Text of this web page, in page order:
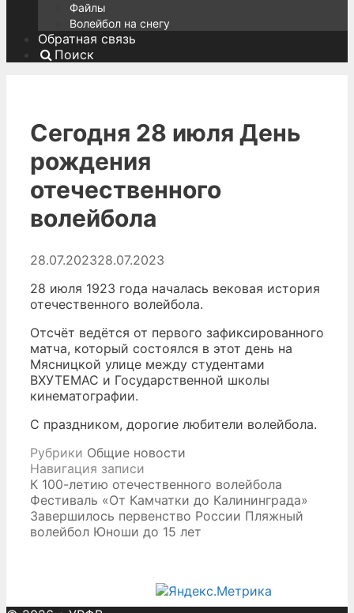
Файлы
Волейбол на снегу
Обратная связь
Поиск
Сегодня 28 июля День
рождения
отечественного
волейбола
28.07.202328.07.2023
28 июля 1923 года началась вековая история
отечественного волейбола.
Отсчёт ведётся от первого зафиксированного
матча, который состоялся в этот день на
Мясницкой улице между студентами
ВХУТЕМАС и Государственной школы
кинематографии.
С праздником, дорогие любители волейбола.
Рубрики Общие новости
Навигация записи
К 100-летию отечественного волейбола
Фестиваль «От Камчатки до Калининграда»
Завершилось первенство России Пляжный
волейбол Юноши до 15 лет